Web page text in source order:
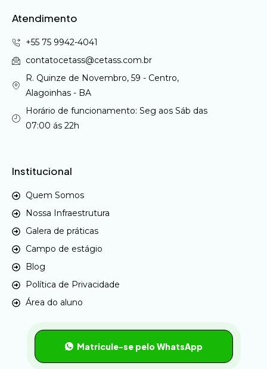
Atendimento
+55 75 9942-4041
contatocetass@cetass.com.br
R. Quinze de Novembro, 59 - Centro,
Alagoinhas - BA
Horário de funcionamento: Seg aos Sáb das
07:00 ás 22h
Institucional
Quem Somos
Nossa Infraestrutura
Galera de práticas
Campo de estágio
Blog
Política de Privacidade
Área do aluno
Matricule-se pelo WhatsApp